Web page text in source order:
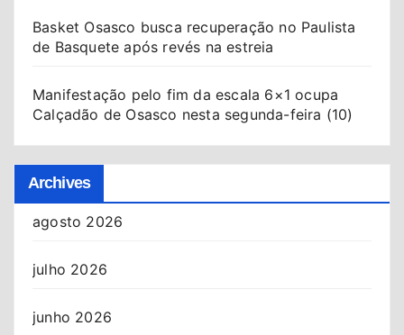
Basket Osasco busca recuperação no Paulista
de Basquete após revés na estreia
Manifestação pelo fim da escala 6×1 ocupa
Calçadão de Osasco nesta segunda-feira (10)
Archives
agosto 2026
julho 2026
junho 2026